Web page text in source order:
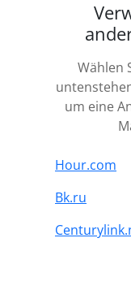
Wählen
um eine
Hour.com
Bk.ru